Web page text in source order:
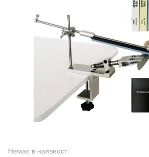
Немає в наявності